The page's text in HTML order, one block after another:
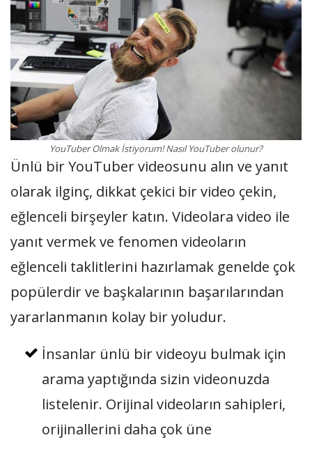
YouTuber Olmak İstiyorum! Nasıl YouTuber olunur?
Ünlü bir YouTuber videosunu alın ve yanıt
olarak ilginç, dikkat çekici bir video çekin,
eğlenceli birşeyler katın. Videolara video ile
yanıt vermek ve fenomen videoların
eğlenceli taklitlerini hazırlamak genelde çok
popülerdir ve başkalarının başarılarından
yararlanmanın kolay bir yoludur.
İnsanlar ünlü bir videoyu bulmak için
arama yaptığında sizin videonuzda
listelenir. Orijinal videoların sahipleri,
orijinallerini daha çok üne